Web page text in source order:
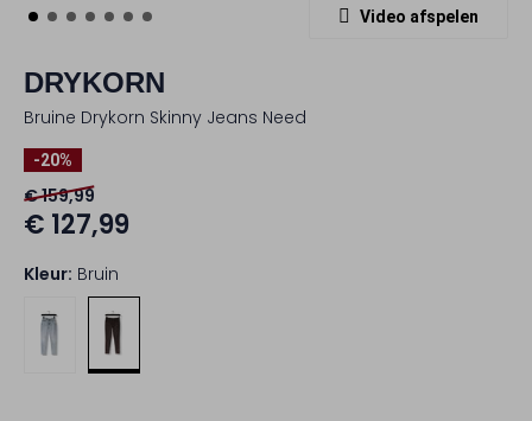
Video afspelen
DRYKORN
Bruine Drykorn Skinny Jeans Need
-20%
€ 159,99
€ 127,99
Kleur: Bruin